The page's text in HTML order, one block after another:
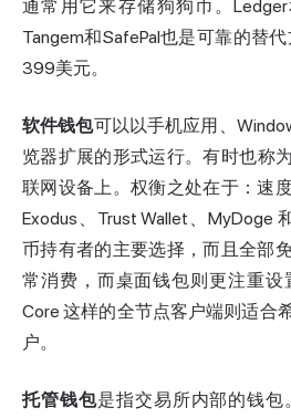
通常用它来存储狗狗币。Ledger
Tangem和SafePal也是可靠的替
399美元。
软件钱包可以以手机应用、
览器扩展的形式运行。有时也
联网设备上。权衡之处在于：速
Exodus 、Trust Wallet、MyDoge
币持有者的主要选择，而且全部
常消费，而桌面钱包则更注重设
Core 这样的全节点客户端则适合
户。
托管钱包是指交易所内部的钱包